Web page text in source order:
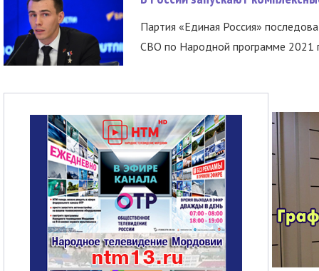
Партия «Единая Россия»
СВО по Народной программе 2021